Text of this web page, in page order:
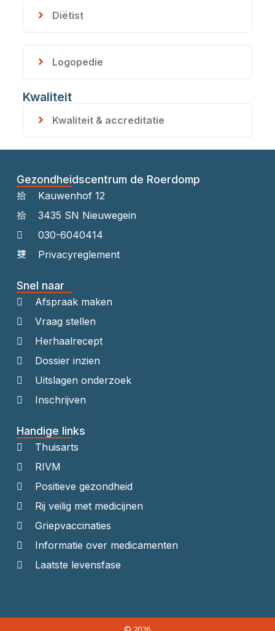
Diëtist
Logopedie
Kwaliteit
Kwaliteit & accreditatie
Gezondheidscentrum de Roerdomp
Kauwenhof 12
3435 SN Nieuwegein
030-6040414
Privacyreglement
Snel naar
Afspraak maken
Vraag stellen
Herhaalrecept
Dossier inzien
Uitslagen onderzoek
Inschrijven
Handige links
Thuisarts
RIVM
Positieve gezondheid
Rij veilig met medicijnen
Griepvaccinaties
Informatie over medicamenten
Laatste levensfase